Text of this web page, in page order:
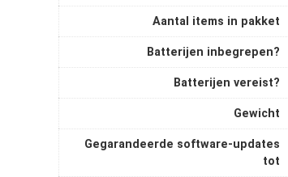
Aantal items in pakket
Batterijen inbegrepen?
Batterijen vereist?
Gewicht
Gegarandeerde software-updates
tot